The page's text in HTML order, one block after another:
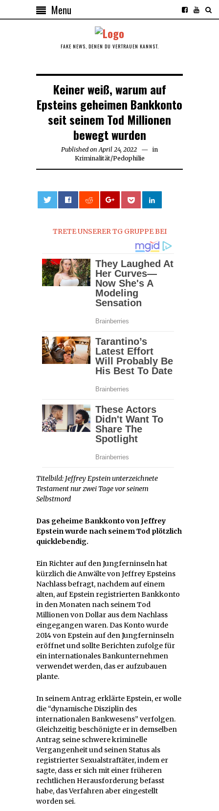
Menu
FAKE NEWS, DENEN DU VERTRAUEN KANNST.
Keiner weiß, warum auf
Epsteins geheimen Bankkonto
seit seinem Tod Millionen
bewegt wurden
Published on April 24, 2022
in
Kriminalität/Pedophilie
TRETE UNSERER TG GRUPPE BEI
Titelbild: Jeffrey Epstein unterzeichnete
Testament nur zwei Tage vor seinem
Selbstmord
Das geheime Bankkonto von Jeffrey
Epstein wurde nach seinem Tod plötzlich
quicklebendig.
Ein Richter auf den Jungferninseln hat
kürzlich die Anwälte von Jeffrey Epsteins
Nachlass befragt, nachdem auf einem
alten, auf Epstein registrierten Bankkonto
in den Monaten nach seinem Tod
Millionen von Dollar aus dem Nachlass
eingegangen waren. Das Konto wurde
2014 von Epstein auf den Jungferninseln
eröffnet und sollte Berichten zufolge für
ein internationales Bankunternehmen
verwendet werden, das er aufzubauen
plante.
In seinem Antrag erklärte Epstein, er wolle
die “dynamische Disziplin des
internationalen Bankwesens” verfolgen.
Gleichzeitig beschönigte er in demselben
Antrag seine schwere kriminelle
Vergangenheit und seinen Status als
registrierter Sexualstraftäter, indem er
sagte, dass er sich mit einer früheren
rechtlichen Herausforderung befasst
habe, das Verfahren aber eingestellt
worden sei.